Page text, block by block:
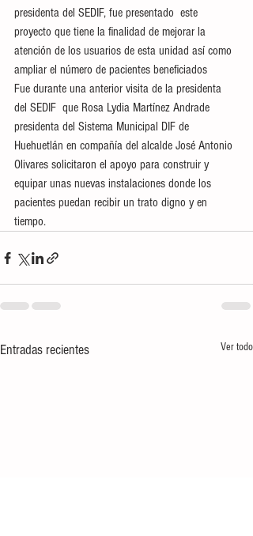
presidenta del SEDIF, fue presentado  este
proyecto que tiene la finalidad de mejorar la
atención de los usuarios de esta unidad así como
ampliar el número de pacientes beneficiados
Fue durante una anterior visita de la presidenta
del SEDIF  que Rosa Lydia Martínez Andrade
presidenta del Sistema Municipal DIF de
Huehuetlán en compañía del alcalde José Antonio
Olivares solicitaron el apoyo para construir y
equipar unas nuevas instalaciones donde los
pacientes puedan recibir un trato digno y en
tiempo.
Entradas recientes Ver todo